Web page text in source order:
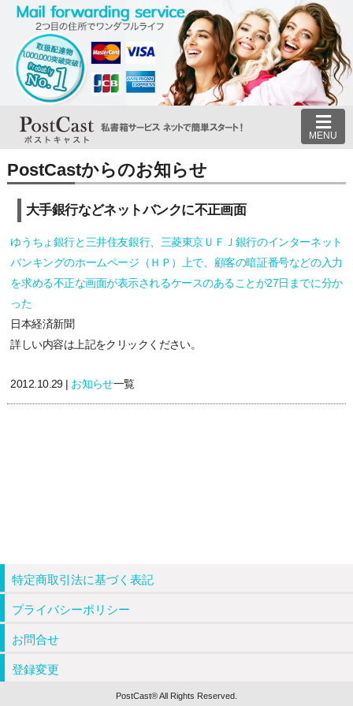
MENU
PostCastからのお知らせ
大手銀行などネットバンクに不正画面
ゆうちょ銀行と三井住友銀行、三菱東京ＵＦＪ銀行のインターネット
バンキングのホームページ（ＨＰ）上で、顧客の暗証番号などの入力
を求める不正な画面が表示されるケースのあることが27日までに分か
った
日本経済新聞
詳しい内容は上記をクリックください。
2012.10.29 | お知らせ一覧
特定商取引法に基づく表記
プライバシーポリシー
お問合せ
登録変更
PostCast® All Rights Reserved.